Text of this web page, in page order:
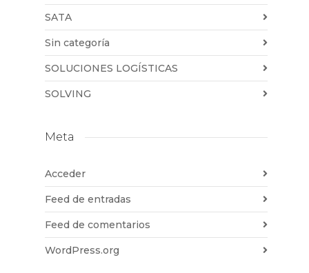
SATA
Sin categoría
SOLUCIONES LOGÍSTICAS
SOLVING
Meta
Acceder
Feed de entradas
Feed de comentarios
WordPress.org